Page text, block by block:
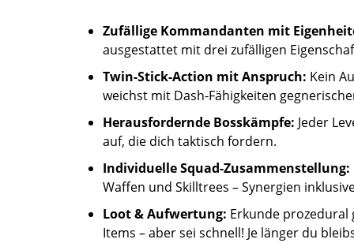
Zufällige Kommandanten mit
ausgestattet mit drei zufälligen
Twin-Stick-Action mit Anspruch: Kein
weichst mit Dash-Fähigkeiten
Herausfordernde Bosskämpfe: Jeder
auf, die dich taktisch fordern.
Individuelle Squad-Zusammenstellung:
Waffen und Skilltrees – Synergien
Loot & Aufwertung: Erkunde prozedural
Items – aber sei schnell! Je länger du